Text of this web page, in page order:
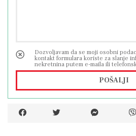
Dozvoljavam da se moji osobni
kontakt formulara koriste za slanje
nekretnina putem e-maila ili
POŠALJI